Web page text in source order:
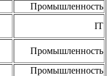
Промышленность
IT
Промышленность
Промышленность